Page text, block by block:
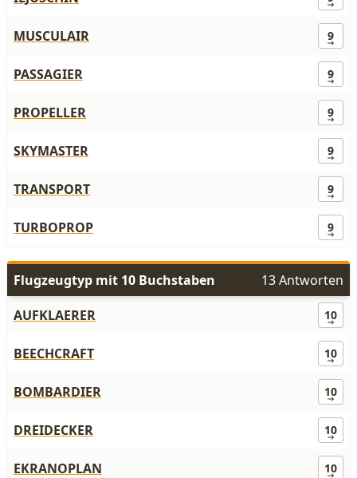
MUSCULAIR 9
PASSAGIER 9
PROPELLER 9
SKYMASTER 9
TRANSPORT 9
TURBOPROP 9
Flugzeugtyp mit 10 Buchstaben
13 Antworten
AUFKLAERER
10
BEECHCRAFT 10
BOMBARDIER 10
DREIDECKER 10
EKRANOPLAN 10